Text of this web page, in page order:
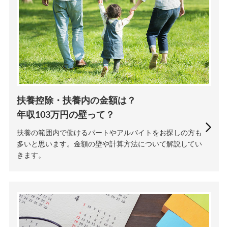
扶養控除・扶養内の金額は？
年収103万円の壁って？
扶養の範囲内で働けるパートやアルバイトをお探しの方も
多いと思います。金額の壁や計算方法について解説してい
きます。